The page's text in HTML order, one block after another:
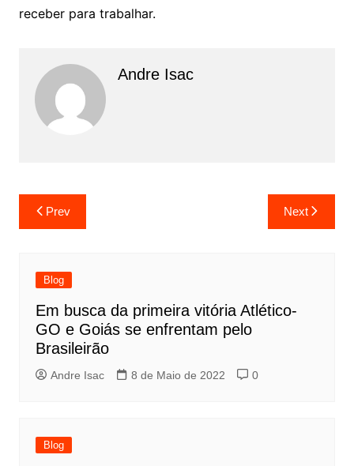
receber para trabalhar.
Andre Isac
Prev Next
Blog
Em busca da primeira vitória Atlético-
GO e Goiás se enfrentam pelo
Brasileirão
Andre Isac 8 de Maio de 2022 0
Blog